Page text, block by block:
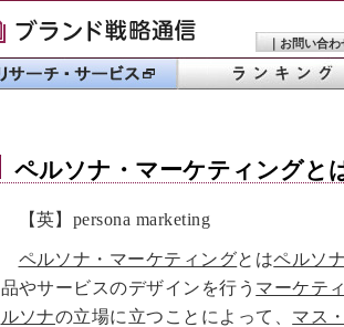
｜ お問い合わ
ペルソナ・マーケティングと
【英】persona marketing
ペルソナ・マーケティングとはペルソ
品やサービスのデザインを行う マーケテ
ルソナの立場に立つことによって、 マス